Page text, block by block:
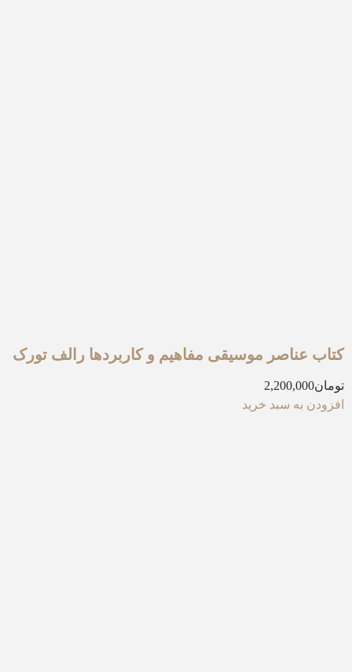
کتاب عناصر موسیقی مفاهیم و کاربردها رالف تورک
تومان2,200,000
افزودن به سبد خرید